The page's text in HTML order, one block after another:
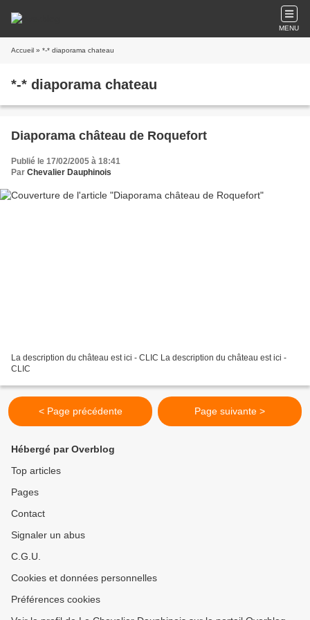
MENU
Accueil » *-* diaporama chateau
*-* diaporama chateau
Diaporama château de Roquefort
Publié le 17/02/2005 à 18:41
Par Chevalier Dauphinois
La description du château est ici - CLIC La description du château est ici -
CLIC
< Page précédente Page suivante >
Hébergé par Overblog
Top articles
Pages
Contact
Signaler un abus
C.G.U.
Cookies et données personnelles
Préférences cookies